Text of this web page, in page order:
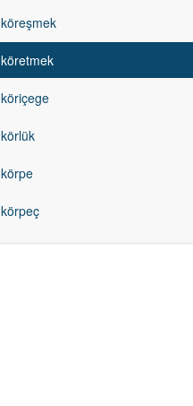
köreşmek
köretmek
köriçege
körlük
körpe
körpeç